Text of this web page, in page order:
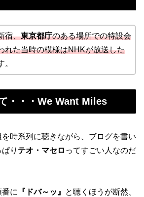
宿、東京都庁のある場所での特設会
れた当時の模様はNHKが放送した
。
・・・We Want Miles
時系列に聴きながら、ブログを書い
り テオ・マセロ ってすごい人なのだ
番に 『ドバ～ッ』
と聴くほうが断然、